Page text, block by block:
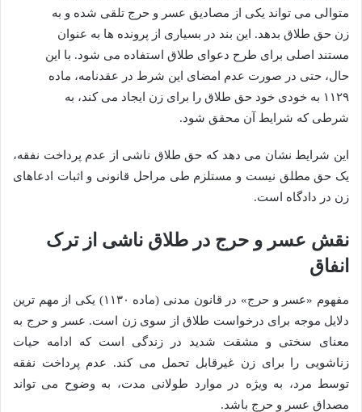
متوالی می تواند یکی از مصادیق عسر و حرج تلقی شده و به
زن حق طلاق بدهد. این بند در بسیاری از پرونده ها به عنوان
مستند اصلی برای طرح دعوای طلاق استفاده می شود. با این
حال، حتی در صورت عدم امضای این شرط در عقدنامه، ماده
۱۱۲۹ به خودی خود حق طلاق را برای زن ایجاد می کند، به
شرطی که شرایط آن محقق شود.
این شرایط نشان می دهد که حق طلاق ناشی از عدم پرداخت نفقه،
یک حق مطلق نیست و مستلزم طی مراحل قانونی و اثبات ادعاهای
زن در دادگاه است.
نقش عسر و حرج در طلاق ناشی از ترک
انفاق
مفهوم «عسر و حرج» در قانون مدنی (ماده ۱۱۳۰) یکی از مهم ترین
دلایل موجه برای درخواست طلاق از سوی زن است. عسر و حرج به
معنای سختی و مشقت شدید در زندگی است که ادامه حیات
زناشویی را برای زن غیرقابل تحمل می کند. عدم پرداخت نفقه
توسط مرد، به ویژه در موارد طولانی مدت، به وضوح می تواند
مصداق عسر و حرج باشد.